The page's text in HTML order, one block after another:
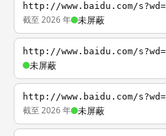
http://www.baidu.com/
截至 2026 年 未屏蔽
http://www.baidu.com/
未屏蔽
http://www.baidu.com/
截至 2026 年 未屏蔽